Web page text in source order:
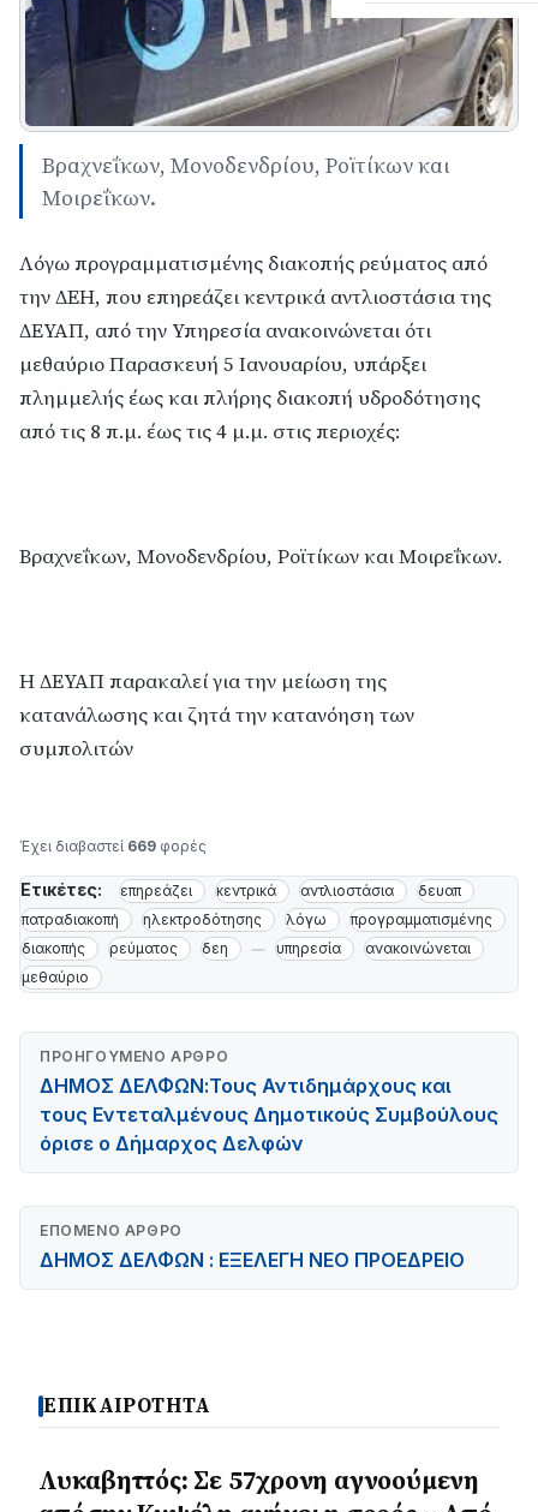
Βραχνεΐκων, Μονοδενδρίου, Ροϊτίκων και
Μοιρεΐκων.
Λόγω προγραμματισμένης διακοπής ρεύματος από
την ΔΕΗ, που επηρεάζει κεντρικά αντλιοστάσια της
ΔΕΥΑΠ, από την Υπηρεσία ανακοινώνεται ότι
μεθαύριο Παρασκευή 5 Ιανουαρίου, υπάρξει
πλημμελής έως και πλήρης διακοπή υδροδότησης
από τις 8 π.μ. έως τις 4 μ.μ. στις περιοχές:
Βραχνεΐκων, Μονοδενδρίου, Ροϊτίκων και Μοιρεΐκων.
Η ΔΕΥΑΠ παρακαλεί για την μείωση της
κατανάλωσης και ζητά την κατανόηση των
συμπολιτών
Έχει διαβαστεί 669 φορές
Ετικέτες: επηρεάζει κεντρικά αντλιοστάσια
δευαπ
πατραδιακοπή
ηλεκτροδότησης λόγω
προγραμματισμένης
διακοπής
ρεύματος δεη υπηρεσία
ανακοινώνεται
μεθαύριο
ΠΡΟΗΓΟΎΜΕΝΟ ΆΡΘΡΟ
ΔΗΜΟΣ ΔΕΛΦΩΝ:Τους Αντιδημάρχους και
τους Εντεταλμένους Δημοτικούς Συμβούλους
όρισε ο Δήμαρχος Δελφών
ΕΠΌΜΕΝΟ ΆΡΘΡΟ
ΔΗΜΟΣ ΔΕΛΦΩΝ : ΕΞΕΛΕΓΗ ΝΕΟ ΠΡΟΕΔΡΕΙΟ
ΕΠΙΚΑΙΡΟΤΗΤΑ
Λυκαβηττός: Σε 57χρονη αγνοούμενη